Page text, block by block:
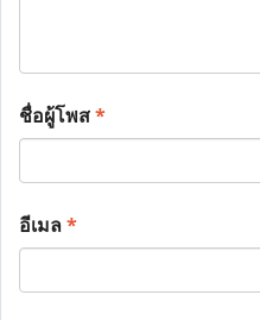
ชื่อผู้โพส*
อีเมล*